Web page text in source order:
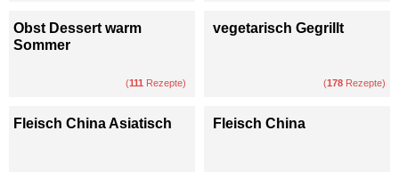
Obst Dessert warm
Sommer
(111 Rezepte)
vegetarisch Gegrillt
(178 Rezepte)
Fleisch China Asiatisch Fleisch China